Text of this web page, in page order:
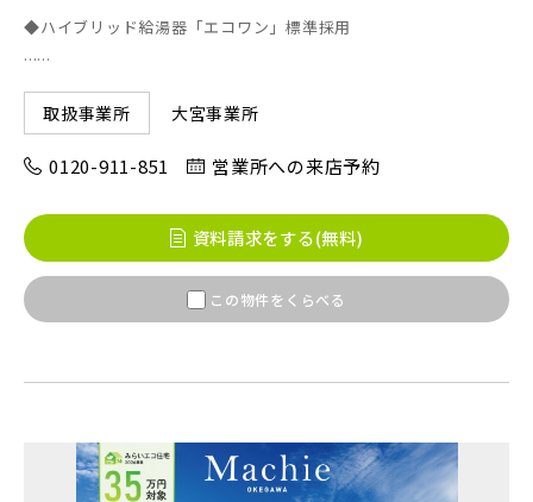
市川市(5)
千葉市(2)
千葉・常磐エリア(14)
守谷市(0) 松戸市(4)
野田市(0)
柏市(2)
流山市(4) 我孫子市(4)
◆ハイブリッド給湯器「エコワン」標準採用
......
取扱事業所 大宮事業所
0120-911-851 営業所への来店予約
資料請求をする(無料)
この物件をくらべる